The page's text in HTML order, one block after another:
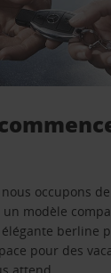
occupons
modèle
berline
pour des